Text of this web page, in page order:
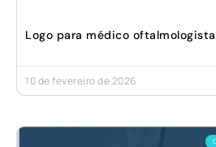
Logo para médico oftalmologista
10 de fevereiro de 2026